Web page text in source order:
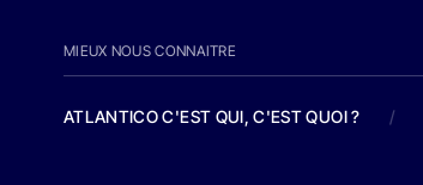
MIEUX NOUS CONNAITRE
ATLANTICO C'EST QUI, C'EST QUOI ? /